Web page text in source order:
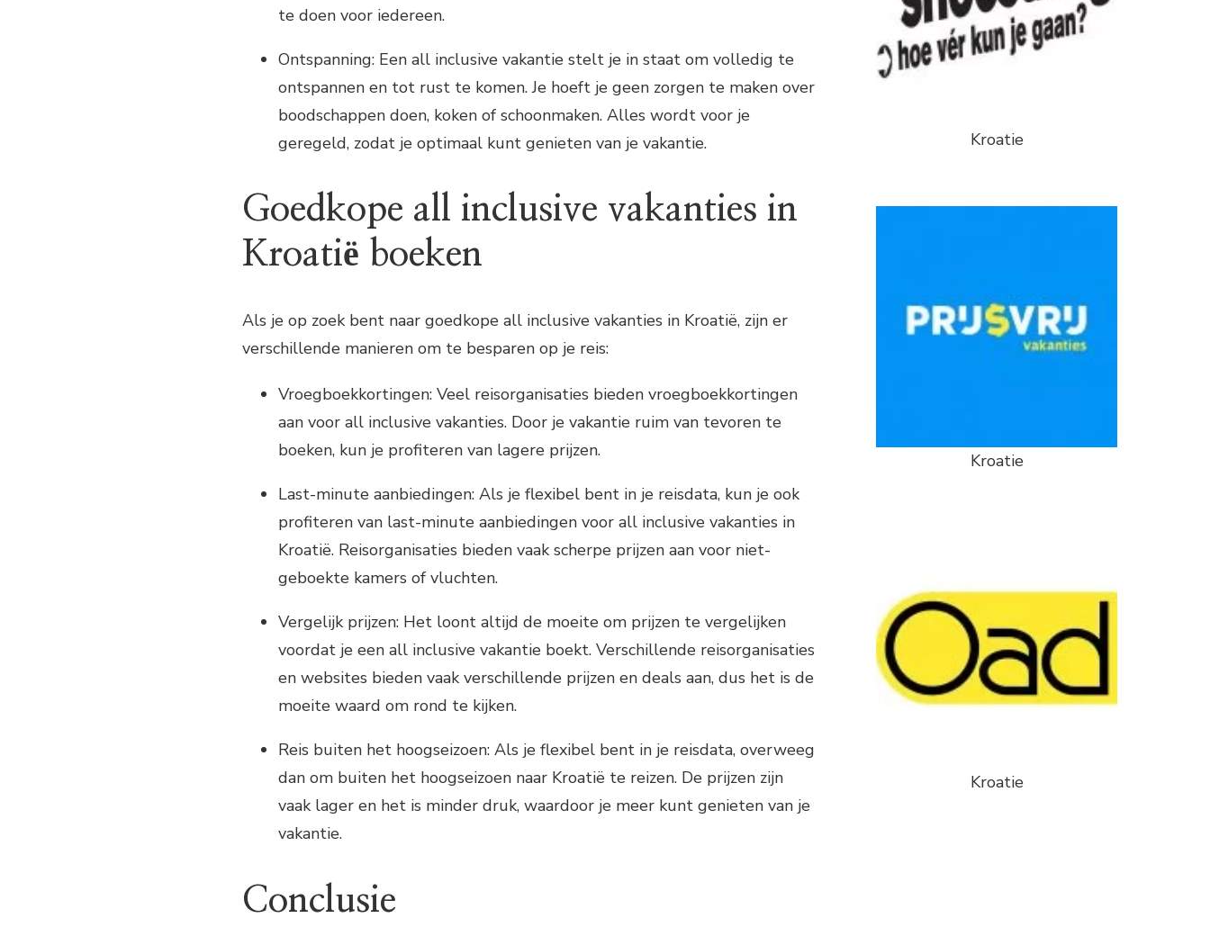
te doen voor iedereen.
Ontspanning: Een all inclusive vakantie stelt je in staat om volledig te
ontspannen en tot rust te komen. Je hoeft je geen zorgen te maken over
boodschappen doen, koken of schoonmaken. Alles wordt voor je
geregeld, zodat je optimaal kunt genieten van je vakantie.
Goedkope all inclusive vakanties in
Kroatië boeken
Als je op zoek bent naar goedkope all inclusive vakanties in Kroatië, zijn er
verschillende manieren om te besparen op je reis:
Vroegboekkortingen: Veel reisorganisaties bieden vroegboekkortingen
aan voor all inclusive vakanties. Door je vakantie ruim van tevoren te
boeken, kun je profiteren van lagere prijzen.
Last-minute aanbiedingen: Als je flexibel bent in je reisdata, kun je ook
profiteren van last-minute aanbiedingen voor all inclusive vakanties in
Kroatië. Reisorganisaties bieden vaak scherpe prijzen aan voor niet-
geboekte kamers of vluchten.
Vergelijk prijzen: Het loont altijd de moeite om prijzen te vergelijken
voordat je een all inclusive vakantie boekt. Verschillende reisorganisaties
en websites bieden vaak verschillende prijzen en deals aan, dus het is de
moeite waard om rond te kijken.
Reis buiten het hoogseizoen: Als je flexibel bent in je reisdata, overweeg
dan om buiten het hoogseizoen naar Kroatië te reizen. De prijzen zijn
vaak lager en het is minder druk, waardoor je meer kunt genieten van je
vakantie.
Conclusie
Kroatie
Kroatie
Kroatie